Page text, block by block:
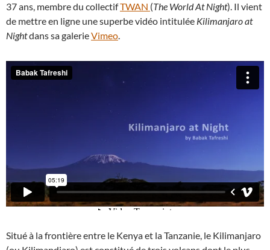
37 ans, membre du collectifTWAN (The World At Night). Il vient
de mettre en ligne une superbe vidéo intitulée Kilimanjaro at
Nightdans sa galerieVimeo.
Situé à la frontière entre le Kenya et la Tanzanie, le Kilimanjaro